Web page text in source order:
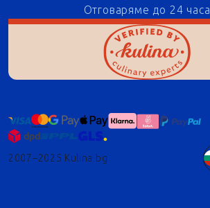
Отговаряме до 24 часа
2007–2025 Kulina.bg